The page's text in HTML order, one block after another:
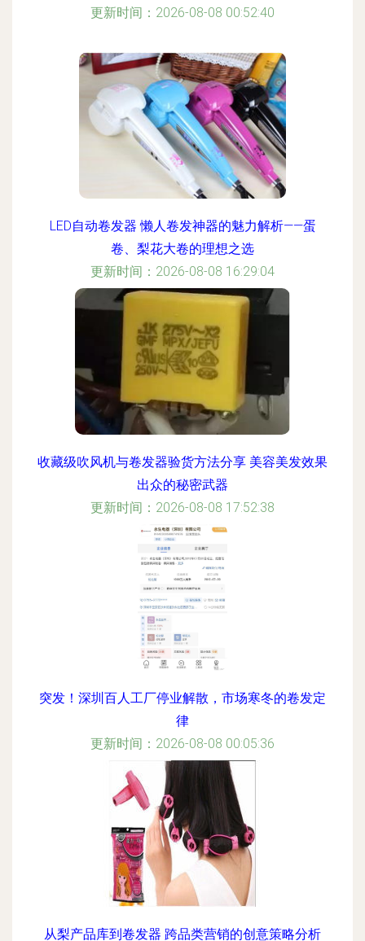
更新时间：2026-08-08 00:52:40
LED自动卷发器 懒人卷发神器的魅力解析——蛋
卷、梨花大卷的理想之选
更新时间：2026-08-08 16:29:04
收藏级吹风机与卷发器验货方法分享 美容美发效果
出众的秘密武器
更新时间：2026-08-08 17:52:38
突发！深圳百人工厂停业解散，市场寒冬的卷发定
律
更新时间：2026-08-08 00:05:36
从梨产品库到卷发器 跨品类营销的创意策略分析